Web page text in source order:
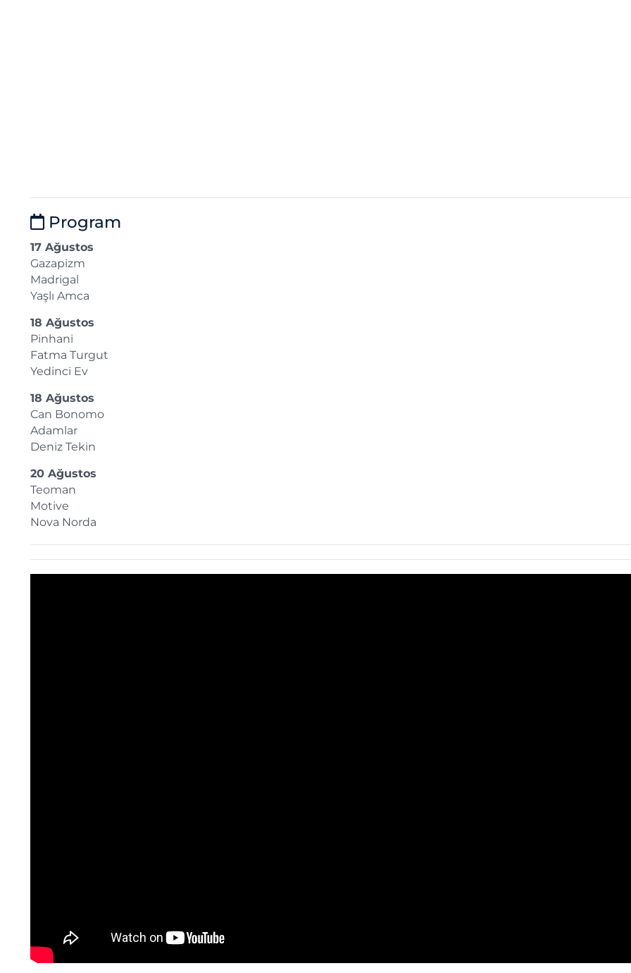
Program
17 Ağustos
Gazapizm
Madrigal
Yaşlı Amca
18 Ağustos
Pinhani
Fatma Turgut
Yedinci Ev
18 Ağustos
Can Bonomo
Adamlar
Deniz Tekin
20 Ağustos
Teoman
Motive
Nova Norda